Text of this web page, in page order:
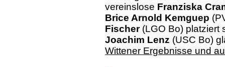
vereinslose Franziska
Brice Arnold Kemguep
Fischer(LGO Bo) platziert
Joachim Lenz (USC Bo)
Wittener Ergebnisse und